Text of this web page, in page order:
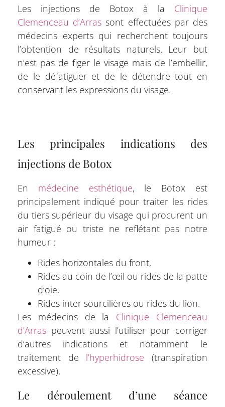
Les injections de Botox à la Clinique
Clemenceau d’Arras sont effectuées par des
médecins experts qui recherchent toujours
l’obtention de résultats naturels. Leur but
n’est pas de figer le visage mais de l’embellir,
de le défatiguer et de le détendre tout en
conservant les expressions du visage.
Les principales indications des
injections de Botox
En médecine esthétique, le Botox est
principalement indiqué pour traiter les rides
du tiers supérieur du visage qui procurent un
air fatigué ou triste ne reflétant pas notre
humeur :
Rides horizontales du front,
Rides au coin de l’œil ou rides de la patte
d’oie,
Rides inter sourcilières ou rides du lion.
Les médecins de la Clinique Clemenceau
d’Arras peuvent aussi l’utiliser pour corriger
d’autres indications et notamment le
traitement de l’hyperhidrose (transpiration
excessive).
Le déroulement d’une séance